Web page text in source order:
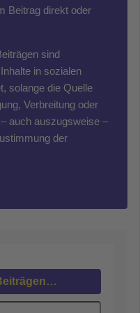
Beitrag direkt oder
sind
in sozialen
solange die Quelle
Verbreitung oder
auch auszugsweise –
der